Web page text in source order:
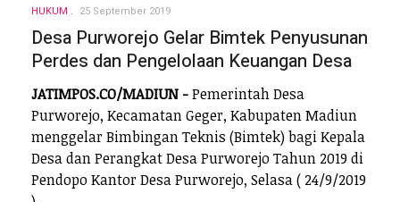
HUKUM 25 September 2019
Desa Purworejo Gelar Bimtek Penyusunan
Perdes dan Pengelolaan Keuangan Desa
JATIMPOS.CO/MADIUN -Pemerintah Desa
Purworejo, Kecamatan Geger, Kabupaten Madiun
menggelar Bimbingan Teknis (Bimtek) bagi Kepala
Desa dan Perangkat Desa Purworejo Tahun 2019 di
Pendopo Kantor Desa Purworejo, Selasa ( 24/9/2019